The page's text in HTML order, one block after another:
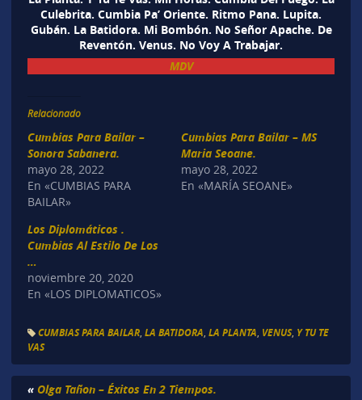
Culebrita. Cumbia Pa’ Oriente. Ritmo Pana. Lupita.
Gubán. La Batidora. Mi Bombón. No Señor Apache. De
Reventón. Venus. No Voy A Trabajar.
MDV
Relacionado
Cumbias Para Bailar –
Sonora Sabanera.
mayo 28, 2022
En «CUMBIAS PARA
BAILAR»
Cumbias Para Bailar – MS
Maria Seoane.
mayo 28, 2022
En «MARÍA SEOANE»
Los Diplomáticos .
Cumbias Al Estilo De Los
…
noviembre 20, 2020
En «LOS DIPLOMATICOS»
CUMBIAS PARA BAILAR, LA BATIDORA LA PLANTA VENUS, Y TU TE
VAS
« Olga Tañon – Éxitos En 2 Tiempos.